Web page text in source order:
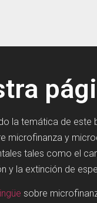
la temática de este
microfinanza y
tales como el
y la extinción de
sobre